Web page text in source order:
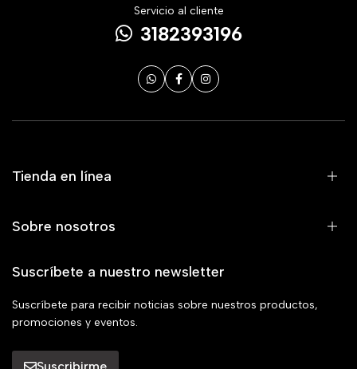
Servicio al cliente
3182393196
Tienda en línea
Sobre nosotros
Suscríbete a nuestro newsletter
Suscríbete para recibir noticias sobre nuestros productos,
promociones y eventos.